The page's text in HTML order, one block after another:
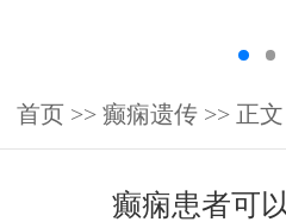
首页 >> 癫痫遗传 >> 正文
癫痫患者可